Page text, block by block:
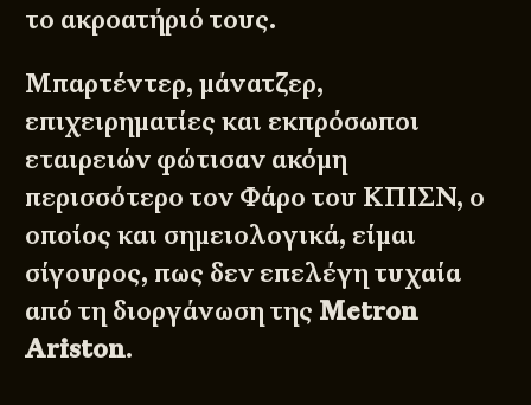
το ακροατήριό τους.
Μπαρτέντερ, μάνατζερ,
επιχειρηματίες και εκπρόσωποι
εταιρειών φώτισαν ακόμη
περισσότερο τον Φάρο του ΚΠΙΣΝ, ο
οποίος και σημειολογικά, είμαι
σίγουρος, πως δεν επελέγη τυχαία
από τη διοργάνωση της Metron
Ariston.